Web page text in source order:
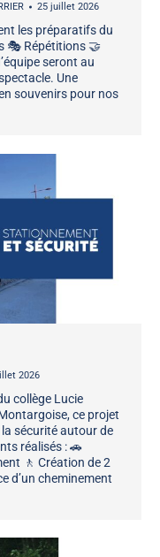
25 juillet 2026
les préparatifs du
🎭 Répétitions 🤝
seront au
Une
souvenirs pour nos
2026
collège Lucie
ce projet
sécurité autour de
réalisés : 🚗
🚶 Création de 2
d’un cheminement